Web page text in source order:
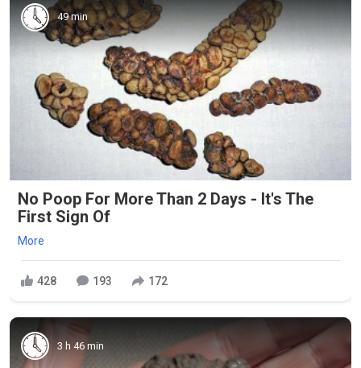
49 min
No Poop For More Than 2 Days - It's The
First Sign Of
More
428 193 172
3 h 46 min